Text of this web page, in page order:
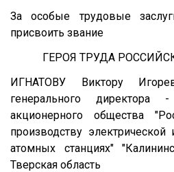
За особые трудовые
присвоить звание
ГЕРОЯ ТРУДА
ИГНАТОВУ Виктору
генерального директора
акционерного общества
производству
атомных станциях"
Тверская область